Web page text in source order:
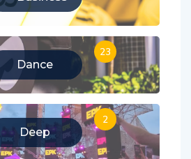
Business
Dance
23
Deep
2